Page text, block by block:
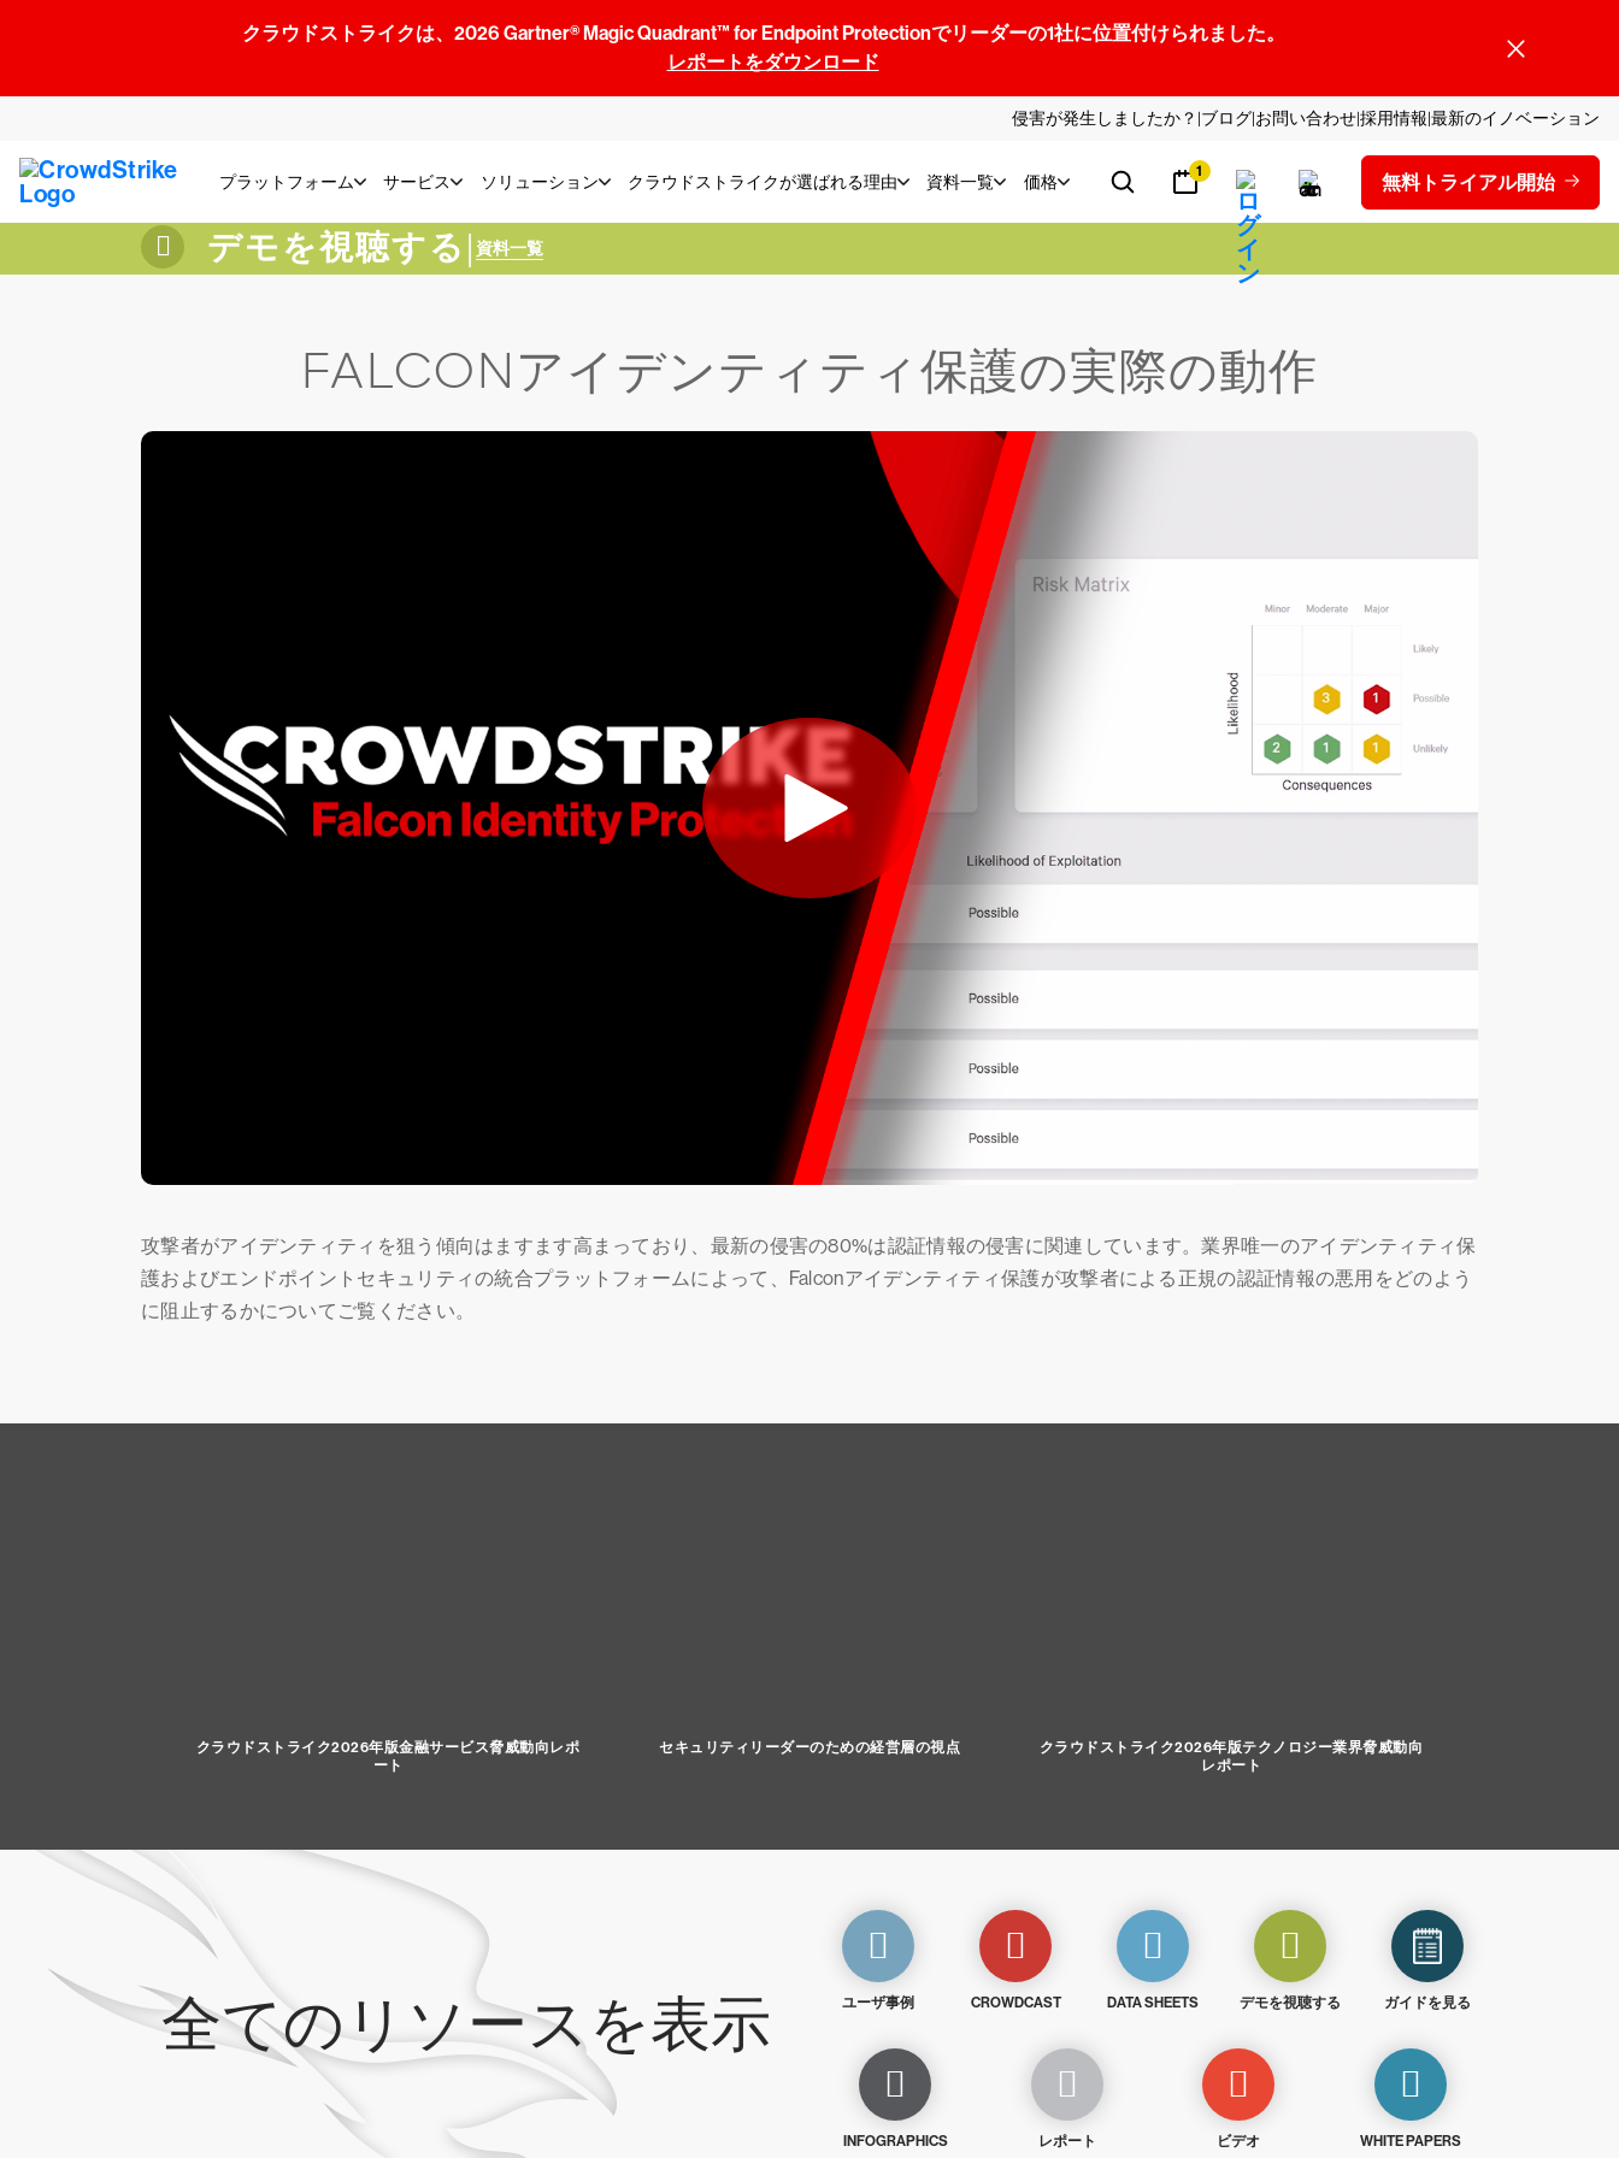
クラウドストライクは、2026 Gartner® Magic Quadrant™ for Endpoint Protectionでリーダーの1社に位置付けられました。
レポートをダウンロード
侵害が発生しましたか？ ブログ お問い合わせ採用情報 最新のイノベーション
プラットフォーム サービス ソリューション クラウドストライクが選ばれる理由 資料一覧 価格 1 無料トライアル開始
デモを視聴する| 資料一覧
FALCONアイデンティティ保護の実際の動作
攻撃者がアイデンティティを狙う傾向はますます高まっており、最新の侵害の80%は認証情報の侵害に関連しています。業界唯一のアイデンティティ保
護およびエンドポイントセキュリティの統合プラットフォームによって、Falconアイデンティティ保護が攻撃者による正規の認証情報の悪用をどのよう
に阻止するかについてご覧ください。
クラウドストライク2026年版金融サービス脅威動向レポ
ート
セキュリティリーダーのための経営層の視点
クラウドストライク2026年版テクノロジー業界脅威動向
レポート
全てのリソースを表示 ユーザ事例 CROWDCAST DATA SHEETS デモを視聴する ガイドを見る
INFOGRAPHICS レポート ビデオ WHITE PAPERS